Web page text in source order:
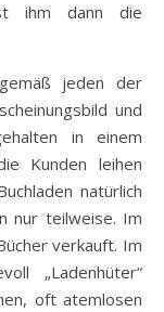
ihm dann die
jeden der
und
in einem
Kunden leihen
natürlich
nur teilweise. Im
verkauft. Im
„Ladenhüter“
oft atemlosen